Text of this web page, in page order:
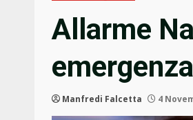
Allarme
Manfredi Falcetta 4